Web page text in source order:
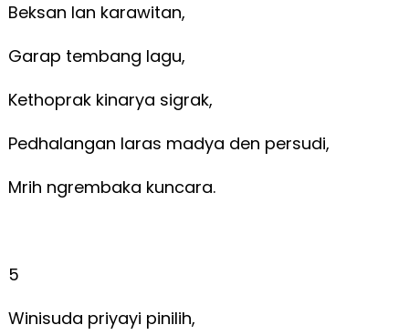
Beksan lan karawitan,
Garap tembang lagu,
Kethoprak kinarya sigrak,
Pedhalangan laras madya den persudi,
Mrih ngrembaka kuncara.
5
Winisuda priyayi pinilih,